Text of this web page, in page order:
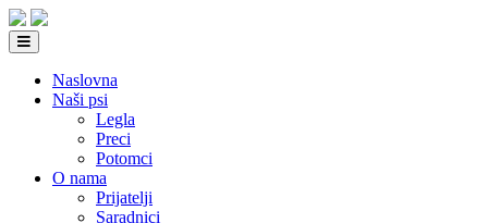
Naslovna
Naši psi
Legla
Preci
Potomci
O nama
Prijatelji
Saradnici